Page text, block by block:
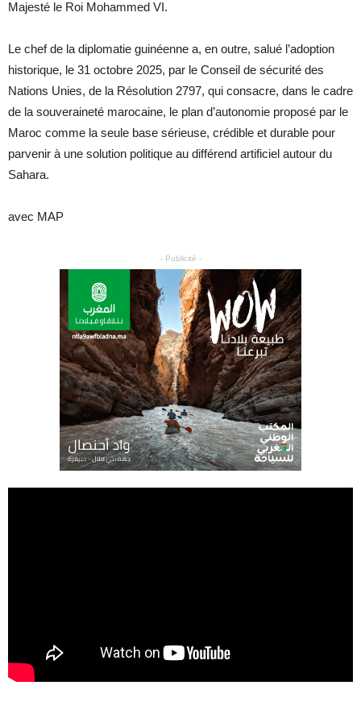
Majesté le Roi Mohammed VI.
Le chef de la diplomatie guinéenne a, en outre, salué l’adoption
historique, le 31 octobre 2025, par le Conseil de sécurité des
Nations Unies, de la Résolution 2797, qui consacre, dans le cadre
de la souveraineté marocaine, le plan d’autonomie proposé par le
Maroc comme la seule base sérieuse, crédible et durable pour
parvenir à une solution politique au différend artificiel autour du
Sahara.
avec MAP
- Publicité -